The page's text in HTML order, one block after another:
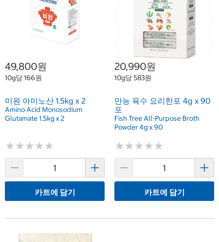
49,800원
10g당 166원
미원 아미노산 1.5kg x 2
Amino Acid Monosodium
Glutamate 1.5kg x 2
★★★★★
★★★★★
카트에 담기
20,990원
10g당 583원
만능 육수 요리한포 4g x 90
포
Fish Tree All-Purpose Broth
Powder 4g x 90
★★★★★
★★★★★
카트에 담기